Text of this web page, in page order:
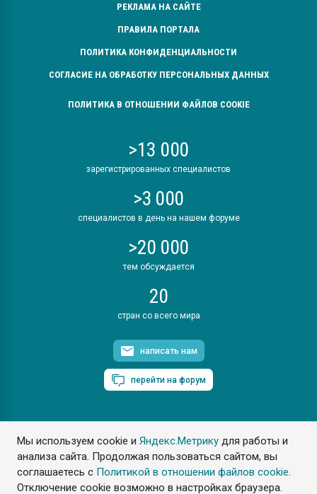
Мы используем cookie иЯндекс.Метрику для работы и
анализа сайта. Продолжая пользоваться сайтом, вы
соглашаетесь с Политикой в отношении файлов cookie.
Отключение cookie возможно в настройках браузера.
РЕКЛАМА НА САЙТЕ
ПРАВИЛА ПОРТАЛА
ПОЛИТИКА КОНФИДЕНЦИАЛЬНОСТИ
СОГЛАСИЕ НА ОБРАБОТКУ ПЕРСОНАЛЬНЫХ ДАННЫХ
ПОЛИТИКА В ОТНОШЕНИИ ФАЙЛОВ COOKIE
>13 000
зарегистрированных специалистов
>3 000
специалистов в день на нашем форуме
>20 000
тем обсуждается
20
стран со всего мира
написать нам
перейти на форум
ПластЭксперт © 2006. Все права защищены
Разрешается копирование материалов сайта с обязательной
ссылкой на www.e-plastic.ru
Разработка сайта